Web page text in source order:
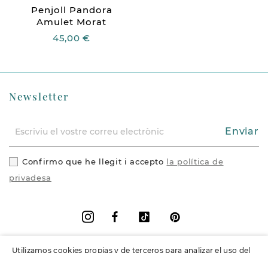
Penjoll Pandora
Amulet Morat
45,00 €
Newsletter
Enviar
Confirmo que he llegit i accepto la política de
privadesa
FacebookVimeo
Instagram
Utilizamos cookies propias y de terceros para analizar el uso del